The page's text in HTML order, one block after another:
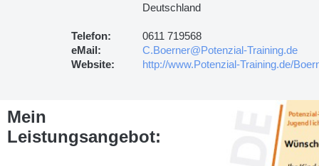
Telefon:
eMail:
Website:
Deutschland
0611 719568
C.Boerner@Potenzial-Training.de
http://www.Potenzial-Training.de/
Mein
Leistungsangebot: